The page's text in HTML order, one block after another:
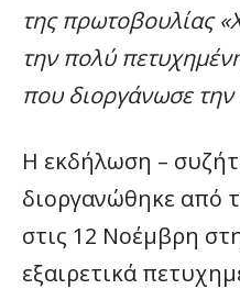
της πρωτοβουλίας
την πολύ
που διοργάνωσε
Η εκδήλωση –
διοργανώθηκε από
στις 12 Νοέμβρη
εξαιρετικά